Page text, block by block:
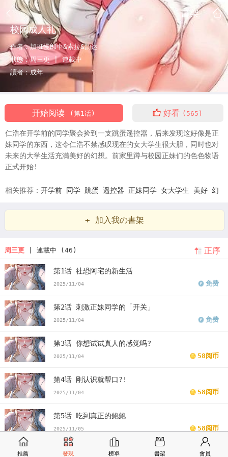
書架
校园成人礼
作者：加班慢郎中&索拉&韵达
狀態：周三更 |連載中
讀者：成年
开始阅读 (第1话) 好看 (565)
仁浩在开学前的同学聚会捡到一支跳蛋遥控器，后来发现这好像是正
妹同学的东西，这令仁浩不禁感叹现在的女大学生很大胆，同时也对
未来的大学生活充满美好的幻想。前家里蹲与校园正妹们的色色物语
正式开始!
相关推荐： 开学前 同学 跳蛋 遥控器 正妹同学 女大学生 美好 幻
想校园正妹色色物语
+ 加入我の書架
周三更| 連載中 (46) 正序
第1话 社恐阿宅的新生活
2025/11/04 免费
第2话 刺激正妹同学的「开关」
2025/11/04 免费
第3话 你想试试真人的感觉吗?
2025/11/04 58阅币
第4话 刚认识就帮口?!
2025/11/04 58阅币
第5话 吃到真正的鲍鲍
2025/11/05 58阅币
第6话 身高差所以能顶更深♥
推薦 發現 榜單 書架 會員